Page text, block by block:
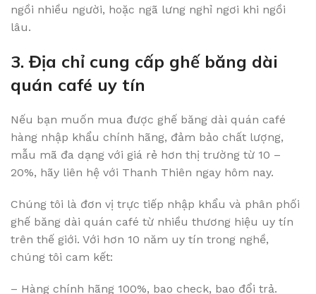
ngồi nhiều người, hoặc ngã lưng nghỉ ngơi khi ngồi
lâu.
3. Địa chỉ cung cấp ghế băng dài
quán café uy tín
Nếu bạn muốn mua được ghế băng dài quán café
hàng nhập khẩu chính hãng, đảm bảo chất lượng,
mẫu mã đa dạng với giá rẻ hơn thị trường từ 10 –
20%, hãy liên hệ với Thanh Thiên ngay hôm nay.
Chúng tôi là đơn vị trực tiếp nhập khẩu và phân phối
ghế băng dài quán café từ nhiều thương hiệu uy tín
trên thế giới. Với hơn 10 năm uy tín trong nghề,
chúng tôi cam kết:
– Hàng chính hãng 100%, bao check, bao đổi trả.